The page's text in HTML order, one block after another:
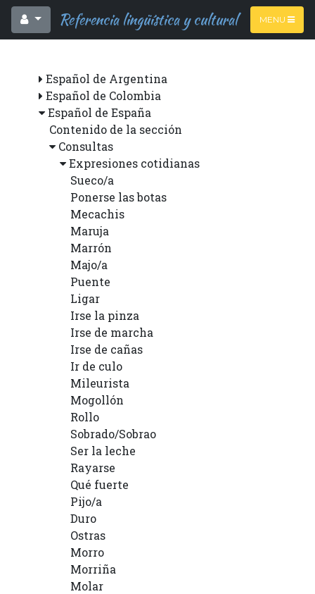
Referencia lingüística y cultural MENU
Español de Argentina
Español de Colombia
Español de España
Contenido de la sección
Consultas
Expresiones cotidianas
Sueco/a
Ponerse las botas
Mecachis
Maruja
Marrón
Majo/a
Puente
Ligar
Irse la pinza
Irse de marcha
Irse de cañas
Ir de culo
Mileurista
Mogollón
Rollo
Sobrado/Sobrao
Ser la leche
Rayarse
Qué fuerte
Pijo/a
Duro
Ostras
Morro
Morriña
Molar